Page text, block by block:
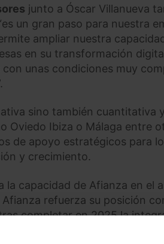
junto a Óscar Villanueva
un gran paso para nuestra
ampliar nuestra
en su transformación
unas condiciones muy
sino también cuantitativa
Oviedo Ibiza o Málaga entre
de apoyo estratégicos para
y crecimiento.
la capacidad de Afianza en el
refuerza su posición
completar en 2025 la
capitales españolas.